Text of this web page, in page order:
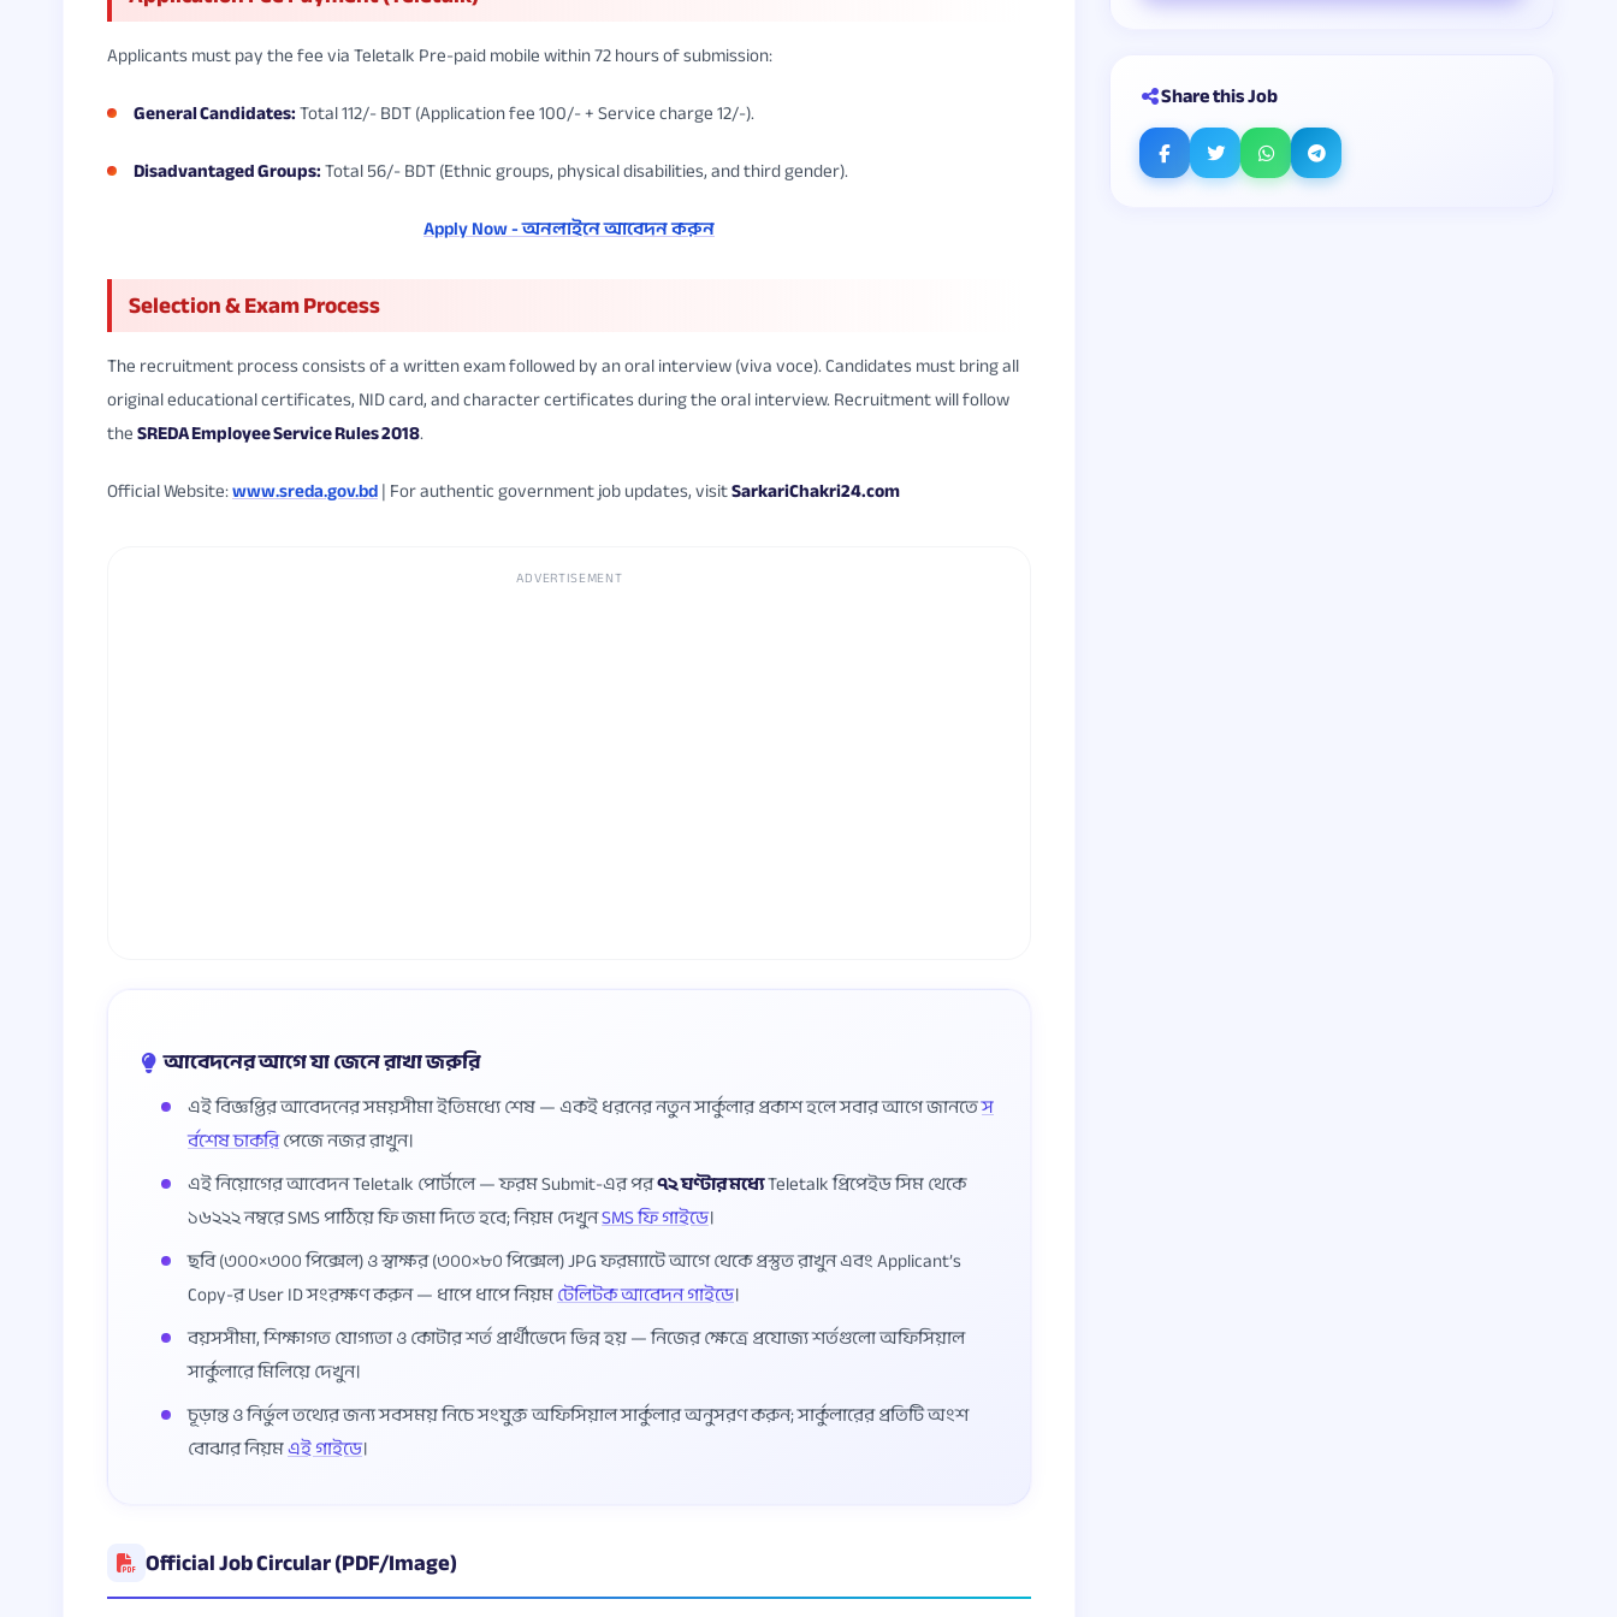
Applicants must pay the fee via Teletalk Pre-paid mobile within 72 hours of submission:
General Candidates:Total 112/- BDT (Application fee 100/- + Service charge 12/-).
Disadvantaged Groups:Total 56/- BDT (Ethnic groups, physical disabilities, and third gender).
Apply Now - অনলাইনে আবেদন করুন
Selection & Exam Process
The recruitment process consists of a written exam followed by an oral interview (viva voce). Candidates must bring all
original educational certificates, NID card, and character certificates during the oral interview. Recruitment will follow
theSREDA Employee Service Rules 2018.
Official Website:www.sreda.gov.bd| For authentic government job updates, visitSarkariChakri24.com
ADVERTISEMENT
আবেদনের আগে যা জেনে রাখা জরুরি
এই বিজ্ঞপ্তির আবেদনের সময়সীমা ইতিমধ্যে শেষ — একই ধরনের নতুন সার্কুলার প্রকাশ হলে সবার আগে জানতেস
র্বশেষ চাকরিপেজে নজর রাখুন।
এই নিয়োগের আবেদন Teletalk পোর্টালে — ফরম Submit-এর পর৭২ ঘণ্টার মধ্যেTeletalk প্রিপেইড সিম থেকে
১৬২২২ নম্বরে SMS পাঠিয়ে ফি জমা দিতে হবে; নিয়ম দেখুনSMS ফি গাইডে।
ছবি (৩০০×৩০০ পিক্সেল) ও স্বাক্ষর (৩০০×৮০ পিক্সেল) JPG ফরম্যাটে আগে থেকে প্রস্তুত রাখুন এবং Applicant’s
Copy-র User ID সংরক্ষণ করুন — ধাপে ধাপে নিয়মটেলিটক আবেদন গাইডে।
বয়সসীমা, শিক্ষাগত যোগ্যতা ও কোটার শর্ত প্রার্থীভেদে ভিন্ন হয় — নিজের ক্ষেত্রে প্রযোজ্য শর্তগুলো অফিসিয়াল
সার্কুলারে মিলিয়ে দেখুন।
চূড়ান্ত ও নির্ভুল তথ্যের জন্য সবসময় নিচে সংযুক্ত অফিসিয়াল সার্কুলার অনুসরণ করুন; সার্কুলারের প্রতিটি অংশ
বোঝার নিয়মএই গাইডে।
Official Job Circular (PDF/Image)
Share this Job